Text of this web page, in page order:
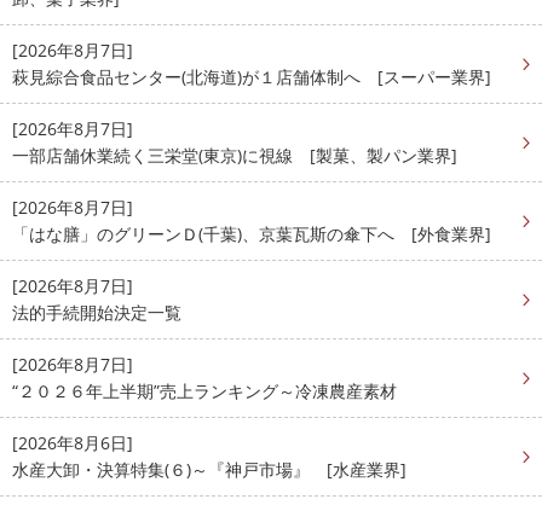
[2026年8月7日]
萩見綜合食品センター(北海道)が１店舗体制へ [スーパー業界]
[2026年8月7日]
一部店舗休業続く三栄堂(東京)に視線 [製菓、製パン業界]
[2026年8月7日]
「はな膳」のグリーンＤ(千葉)、京葉瓦斯の傘下へ [外食業界]
[2026年8月7日]
法的手続開始決定一覧
[2026年8月7日]
“２０２６年上半期”売上ランキング～冷凍農産素材
[2026年8月6日]
水産大卸・決算特集(６)～『神戸市場』 [水産業界]